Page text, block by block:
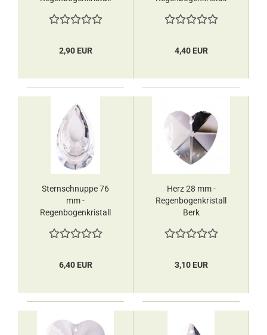
2,90 EUR 4,40 EUR
Sternschnuppe 76
mm -
Regenbogenkristall
6,40 EUR
Herz 28 mm -
Regenbogenkristall
Berk
3,10 EUR